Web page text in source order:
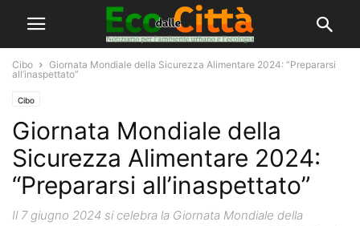
Cibo
Giornata Mondiale della Sicurezza Alimentare 2024: “Prepararsi
all’inaspettato”
Cibo
Giornata Mondiale della
Sicurezza Alimentare 2024:
“Prepararsi all’inaspettato”
Il 7 giugno 2024 si celebra la Giornata Mondiale della